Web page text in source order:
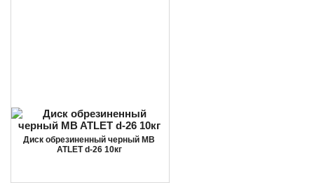
Диск обрезиненный черный MB
ATLET d-26 10кг